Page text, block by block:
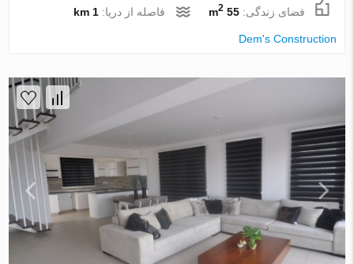
فضای زندگی:55 m
2 فاصله از دریا:1 km
Dem's Construction